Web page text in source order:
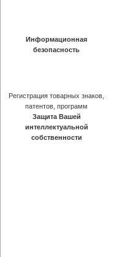
Информационная
безопасность
Регистрация товарных знаков,
патентов, программ
Защита Вашей
интеллектуальной
собственности